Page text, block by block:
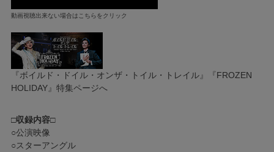
動画視聴出来ない場合はこちらをクリック
『ボイルド・ドイル・オンザ・トイル・トレイル』『FROZEN
HOLIDAY』特集ページへ
□収録内容□
○公演映像
○スターアングル